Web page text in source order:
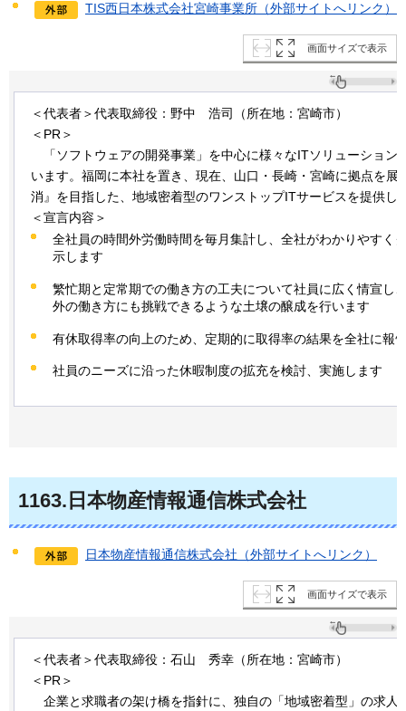
TIS西日本株式会社宮崎事業所（外部サイトへリンク）
画面サイズで表示
＜代表者＞代表取締役：野中 浩司
（所在地：宮崎市）
＜PR＞
「 ソフトウェアの開発事業」を中心に様々なITソリューション
います。福岡に本社を置き、現在、山口・長崎・宮崎に拠点を展
消』を目指した、地域密着型のワンストップITサービスを提供し
＜宣言内容＞
全社員の時間外労働時間を毎月集計し、全社がわかりやすく
示します
繁忙期と定常期での働き方の工夫について社員に広く情宣し
外の働き方にも挑戦できるような土壌の醸成を行います
有休取得率の向上のため、定期的に取得率の結果を全社に報
社員のニーズに沿った休暇制度の拡充を検討、実施します
1163.日本物産情報通信株式会社
日本物産情報通信株式会社（外部サイトへリンク）
画面サイズで表示
＜代表者＞代表取締役：石山 秀幸 （所在地：宮崎市）
＜PR＞
企業と求職者の架け橋を指針に、独自の「地域密着型」の求人